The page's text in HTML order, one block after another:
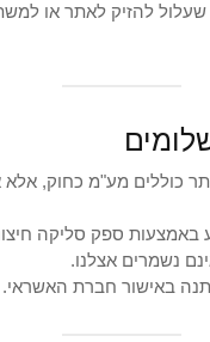
שעלול להזיק לאתר או
כוללים מע"מ כחוק, אלא
ספק סליקה
נשמרים אצלנו.
באישור חברת האשראי.